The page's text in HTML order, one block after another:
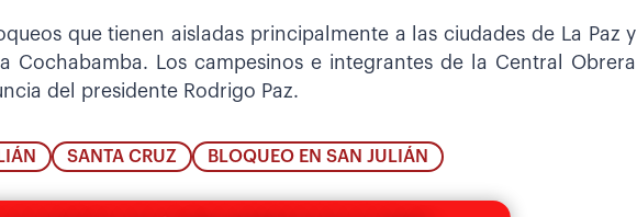
que tienen aisladas principalmente a las ciudades de La Paz y
Cochabamba. Los campesinos e integrantes de la Central Obrera
del presidente Rodrigo Paz.
SANTA CRUZ BLOQUEO EN SAN JULIÁN